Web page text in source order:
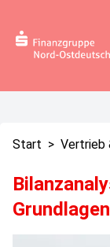
Start > Vertrieb